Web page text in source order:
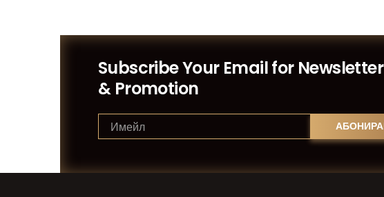
Subscribe Your Email for Newsletter
& Promotion